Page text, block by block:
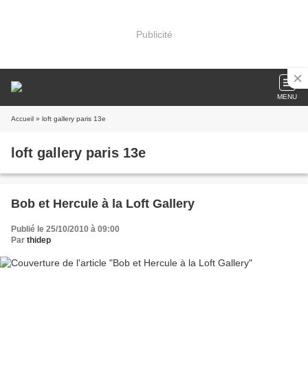
Publicité
MENU
Accueil » loft gallery paris 13e
loft gallery paris 13e
Bob et Hercule à la Loft Gallery
Publié le 25/10/2010 à 09:00
Par thidep